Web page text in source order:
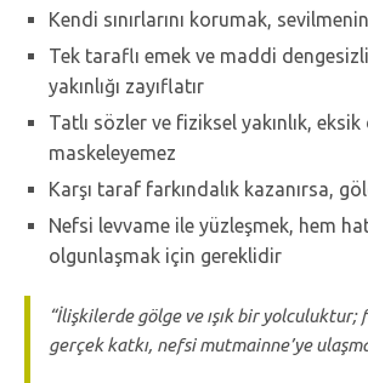
Kendi sınırlarını korumak,
Tek taraflı emek ve maddi
yakınlığı zayıflatır
Tatlı sözler ve fiziksel yakınlık, eksik
maskeleyemez
Karşı taraf farkındalık kazanırsa,
Nefsi levvame ile yüzleşmek, hem
olgunlaşmak için gereklidir
“İlişkilerde gölge ve ışık bir yolculuktur;
gerçek katkı, nefsi mutmainne’ye